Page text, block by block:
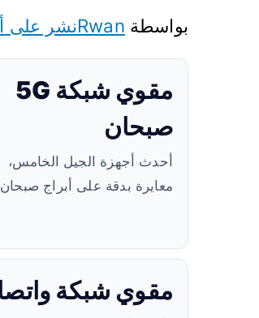
بواسطة Rwanنشر على
مقوي شبكة 5G
صبحان
أحدث أجهزة الجيل الخامس،
معايرة بدقة على أبراج
مقوي شبكة